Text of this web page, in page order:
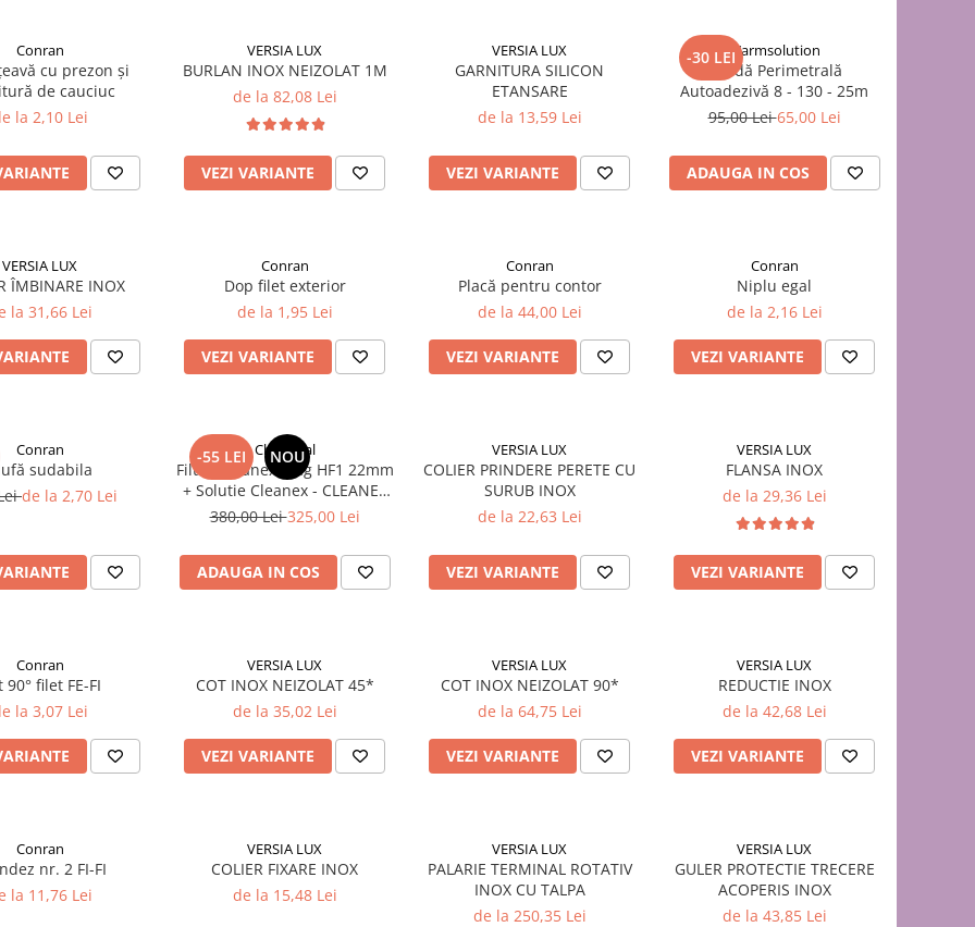
Conran
cu prezon și
de cauciuc
la 2,10 Lei
VERSIA LUX
BURLAN INOX NEIZOLAT 1M
de la 82,08 Lei
VEZI VARIANTE
VERSIA LUX
GARNITURA SILICON
ETANSARE
de la 13,59 Lei
VEZI VARIANTE
-30 LEIWarmsolution
Bandă Perimetrală
Autoadezivă 8 - 130 - 25m
95,00 Lei65,00 Lei
ADAUGA IN COS
VERSIA LUX
ÎMBINARE INOX
la 31,66 Lei
Conran
Dop filet exterior
de la 1,95 Lei
VEZI VARIANTE
Conran
Placă pentru contor
de la 44,00 Lei
VEZI VARIANTE
Conran
Niplu egal
de la 2,16 Lei
VEZI VARIANTE
Conran
sudabila
de la 2,70 Lei
-55 LEI NOU
Chemstal
Filtru Cleanex Mag HF1 22mm
+ Solutie Cleanex - CLEANEX
MAG PACK
380,00 Lei325,00 Lei
ADAUGA IN COS
VERSIA LUX
COLIER PRINDERE PERETE CU
SURUB INOX
de la 22,63 Lei
VEZI VARIANTE
VERSIA LUX
FLANSA INOX
de la 29,36 Lei
VEZI VARIANTE
Conran
90° filet FE-FI
la 3,07 Lei
VERSIA LUX
COT INOX NEIZOLAT 45*
de la 35,02 Lei
VEZI VARIANTE
VERSIA LUX
COT INOX NEIZOLAT 90*
de la 64,75 Lei
VEZI VARIANTE
VERSIA LUX
REDUCTIE INOX
de la 42,68 Lei
VEZI VARIANTE
Conran
nr. 2 FI-FI
la 11,76 Lei
VERSIA LUX
COLIER FIXARE INOX
de la 15,48 Lei
VERSIA LUX
PALARIE TERMINAL ROTATIV
INOX CU TALPA
de la 250,35 Lei
VERSIA LUX
GULER PROTECTIE TRECERE
ACOPERIS INOX
de la 43,85 Lei